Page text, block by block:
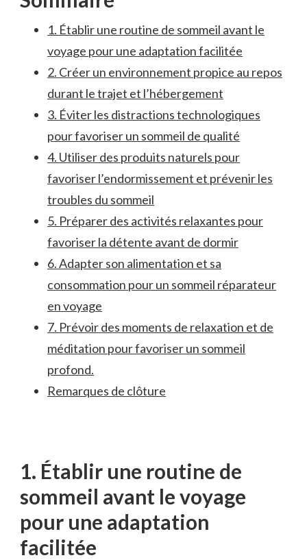
1. Établir une routine de sommeil avant le
voyage pour une‌ adaptation⁣ facilitée
2. Créer un environnement​ propice au repos
durant le trajet et l’hébergement
3. Éviter les distractions ‌technologiques
pour⁤ favoriser un sommeil​ de qualité
4. Utiliser des produits naturels pour
favoriser⁢ l’endormissement et prévenir les
troubles du sommeil
5. Préparer des activités⁤ relaxantes pour
favoriser la détente avant de dormir
6. Adapter son ⁣alimentation et sa
consommation pour un sommeil réparateur
en voyage
7. Prévoir des moments de relaxation et de
méditation pour favoriser un⁤ sommeil
profond.
Remarques de clôture
1. Établir une⁤ routine de
sommeil avant le voyage
pour une ⁣adaptation
facilitée